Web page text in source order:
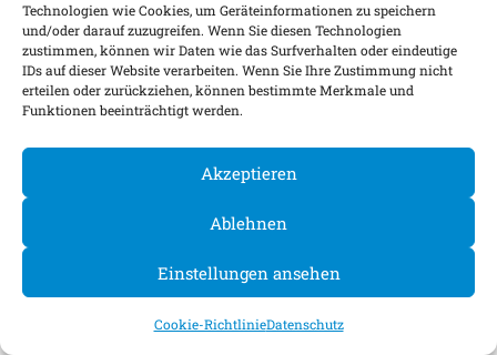
Technologien wie Cookies, um Geräteinformationen zu speichern
und/oder darauf zuzugreifen. Wenn Sie diesen Technologien
zustimmen, können wir Daten wie das Surfverhalten oder eindeutige
IDs auf dieser Website verarbeiten. Wenn Sie Ihre Zustimmung nicht
erteilen oder zurückziehen, können bestimmte Merkmale und
Funktionen beeinträchtigt werden.
Akzeptieren
Ablehnen
Einstellungen ansehen
Cookie-RichtlinieDatenschutz